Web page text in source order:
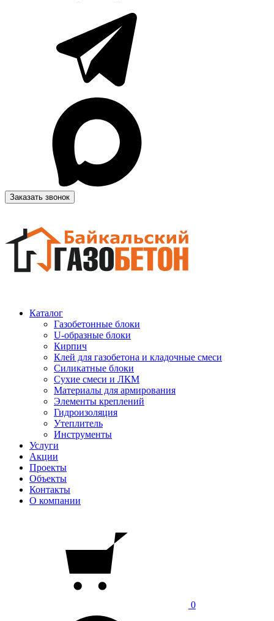
Заказать звонок
Каталог
Газобетонные блоки
U-образные блоки
Кирпич
Клей для газобетона и кладочные смеси
Силикатные блоки
Сухие смеси и ЛКМ
Материалы для армирования
Элементы креплений
Гидроизоляция
Утеплитель
Инструменты
Услуги
Акции
Проекты
Объекты
Контакты
О компании
0